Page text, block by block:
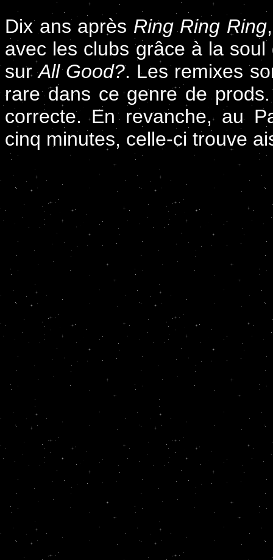
Dix ans après Ring Ring Ring
avec les clubs grâce à la
surAll Good?. Les remixes
rare dans ce genre de
correcte. En revanche, au
cinq minutes, celle-ci trouve